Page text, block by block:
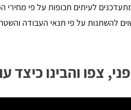
לעיתים תכופות על פי מחירי
להשתנות על פי תנאי העבודה
צפו והבינו כיצד